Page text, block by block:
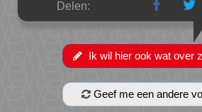
Delen:
Ik wil hier ook wat over
Geef me een andere